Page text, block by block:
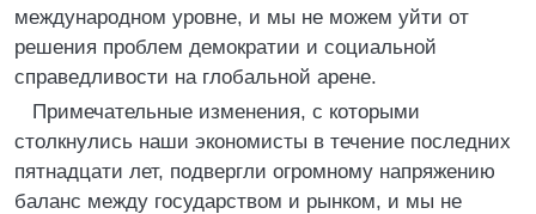
международном уровне, и мы не можем уйти от
решения проблем демократии и социальной
справедливости на глобальной арене.
Примечательные изменения, с которыми
столкнулись наши экономисты в течение последних
пятнадцати лет, подвергли огромному напряжению
баланс между государством и рынком, и мы не